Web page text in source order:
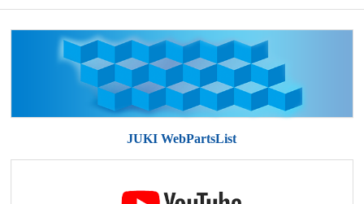
セミナー
現場で活きる知識と技術
プロフェッショナル養成コース
JUKI WebPartsList